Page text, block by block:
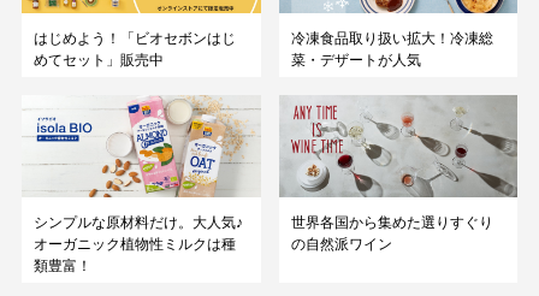
はじめよう！「ビオセボンはじ
めてセット」販売中
冷凍食品取り扱い拡大！冷凍総
菜・デザートが人気
シンプルな原材料だけ。大人気♪
オーガニック植物性ミルクは種
類豊富！
世界各国から集めた選りすぐり
の自然派ワイン